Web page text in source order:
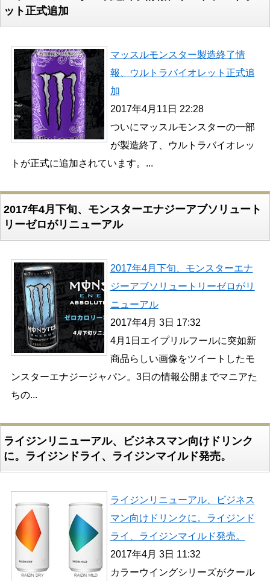
ット正式追加
マッスルモンスター製造終了情
報、ウルトラバイオレット正式追
加
2017年4月11日 22:28
ついにマッスルモンスターの一部
が製造終了、ウルトラバイオレッ
トが正式に追加されています。...
2017年4月下旬、モンスターエナジーアブソリュート
リーゼロがリニューアル
2017年4月下旬、モンスターエナ
ジーアブソリュートリーゼロがリ
ニューアル
2017年4月 3日 17:32
4月1日エイプリルフールに突如新
商品らしい画像をツイートしたモ
ンスターエナジージャパン。3日の情報公開までマニアた
ちの...
ライジンリニューアル、ビジネスマン向けドリンク
に。ライジンドライ、ライジンマイルド発売。
ライジンリニューアル、ビジネス
マン向けドリンクに。ライジンド
ライ、ライジンマイルド発売。
2017年4月 3日 11:32
カラーウイングシリーズがクール